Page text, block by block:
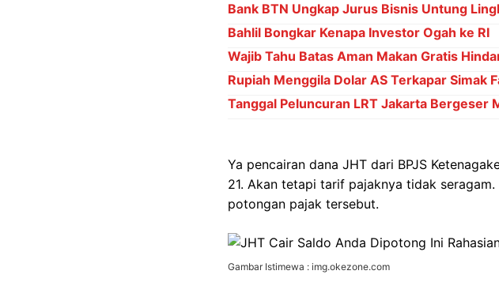
Bank BTN Ungkap Jurus Bisnis Untung
Bahlil Bongkar Kenapa Investor Ogah ke RI
Wajib Tahu Batas Aman Makan Gratis
Rupiah Menggila Dolar AS Terkapar Simak
Tanggal Peluncuran LRT Jakarta Bergeser
Ya pencairan dana JHT dari BPJS
21. Akan tetapi tarif pajaknya tidak
potongan pajak tersebut.
Gambar Istimewa : img.okezone.com